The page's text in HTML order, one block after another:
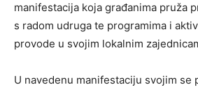
manifestacija koja građanima pruža
s radom udruga te programima i
provode u svojim lokalnim
U navedenu manifestaciju svojim se